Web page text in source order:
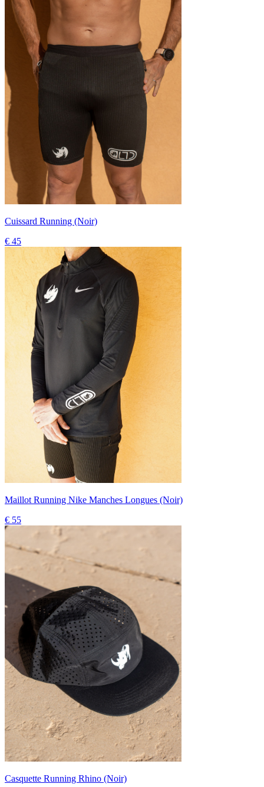
Cuissard Running (Noir)
€ 45
Maillot Running Nike Manches Longues (Noir)
€ 55
Casquette Running Rhino (Noir)